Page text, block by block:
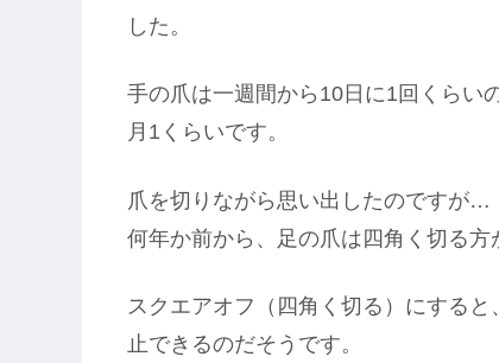
した。
手の爪は一週間から10日に1回くらい
月1くらいです。
爪を切りながら思い出したのですが…
何年か前から、足の爪は四角く切る方
スクエアオフ（四角く切る）にする
止できるのだそうです。